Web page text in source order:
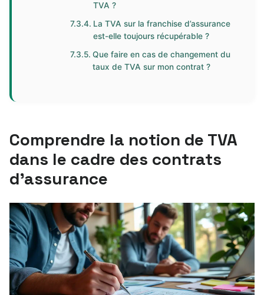
TVA ?
La TVA sur la franchise d’assurance
est-elle toujours récupérable ?
Que faire en cas de changement du
taux de TVA sur mon contrat ?
Comprendre la notion de TVA
dans le cadre des contrats
d’assurance